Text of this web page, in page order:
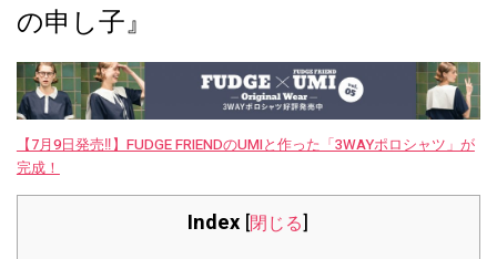
の申し子』
【7月9日発売‼︎】FUDGE FRIENDのUMIと作った「3WAYポロシャツ」が
完成！
Index [閉じる]